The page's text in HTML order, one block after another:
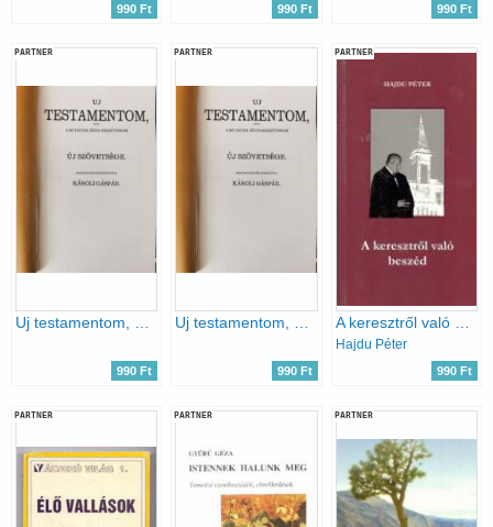
990 Ft 990 Ft 990 Ft
PARTNER
990 Ft
PARTNER
990 Ft
PARTNER
Hajdu Péter
990 Ft
PARTNER PARTNER PARTNER